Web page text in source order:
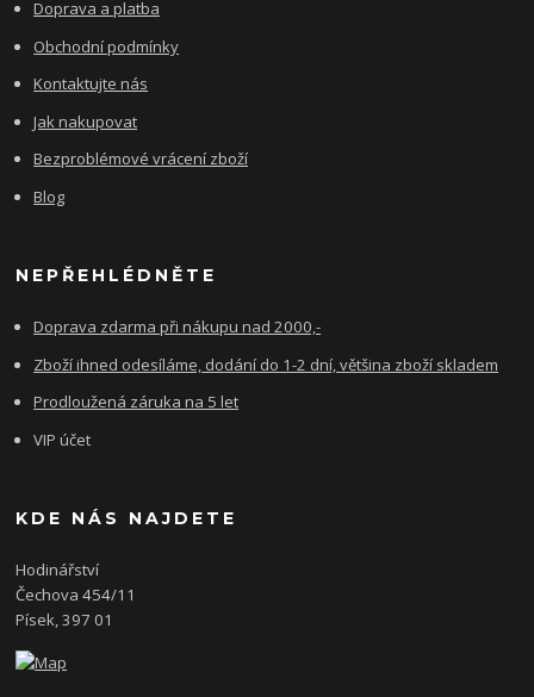
Doprava a platba
Obchodní podmínky
Kontaktujte nás
Jak nakupovat
Bezproblémové vrácení zboží
Blog
NEPŘEHLÉDNĚTE
Doprava zdarma při nákupu nad 2000,-
Zboží ihned odesíláme, dodání do 1-2 dní, většina zboží skladem
Prodloužená záruka na 5 let
VIP účet
KDE NÁS NAJDETE
Hodinářství
Čechova 454/11
Písek, 397 01